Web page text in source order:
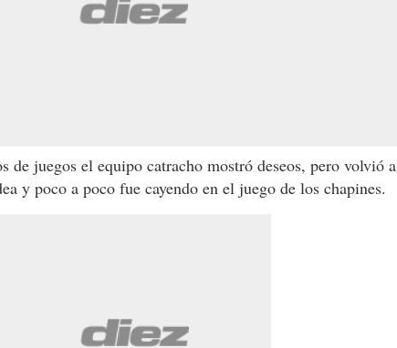
de juegos el equipo catracho mostró deseos, pero volvió a
y poco a poco fue cayendo en el juego de los chapines.